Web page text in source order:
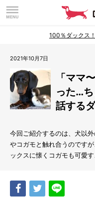
100％ダックス
2021年10月7日
「ママ
った…
話する
今回ご紹介するのは、犬以
やコガモと触れ合うのです
ックスに懐くコガモも可愛す
Share Tweet